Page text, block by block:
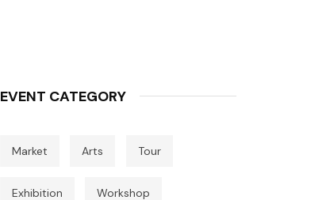
EVENT CATEGORY
Market Arts Tour
Exhibition Workshop